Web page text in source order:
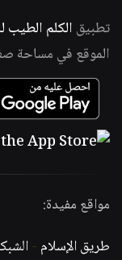
تطبيق الكلم الطيب
الموقع في مساحة
مواقع مفيدة:
طريق الإسلام -